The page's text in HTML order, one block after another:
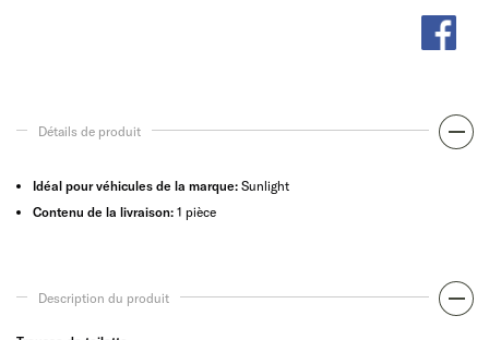
Détails de produit
Idéal pour véhicules de la marque: Sunlight
Contenu de la livraison: 1 pièce
Description du produit